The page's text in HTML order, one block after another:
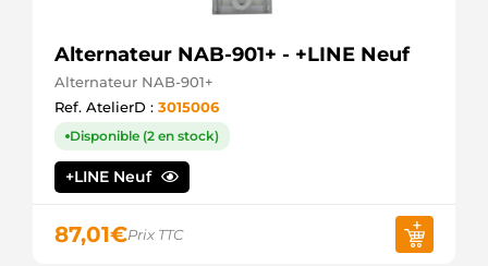
Unipoint
Alternateur NAB-901+ - +LINE Neuf
Alternateur NAB-901+
Ref. AtelierD : 3015006
Disponible (2 en stock)
+LINE Neuf
87,01€Prix TTC